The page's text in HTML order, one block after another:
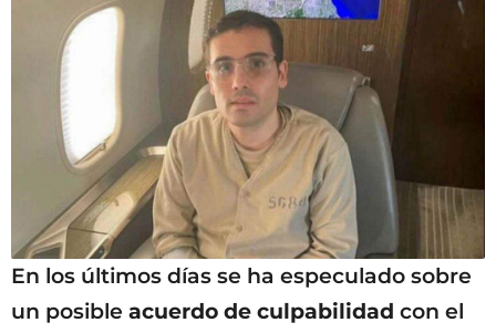
En los últimos días se ha especulado sobre
un posible acuerdo de culpabilidad con el